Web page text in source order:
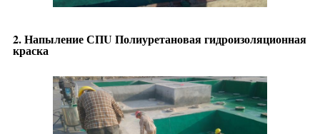
2. Напыление СПU Полиуретановая гидроизоляционная
краска